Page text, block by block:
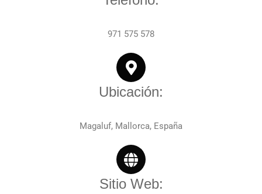
971 575 578
Ubicación:
Magaluf, Mallorca, España
Sitio Web: